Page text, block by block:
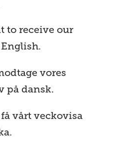
to receive our
vores
på dansk.
vårt veckovisa